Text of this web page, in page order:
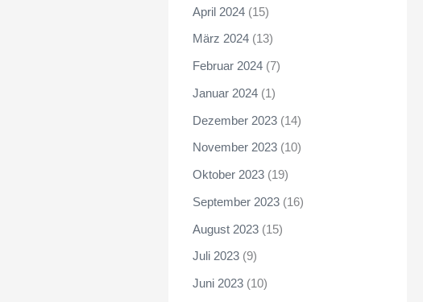
April 2024 (15)
März 2024 (13)
Februar 2024 (7)
Januar 2024 (1)
Dezember 2023 (14)
November 2023 (10)
Oktober 2023 (19)
September 2023 (16)
August 2023 (15)
Juli 2023 (9)
Juni 2023 (10)